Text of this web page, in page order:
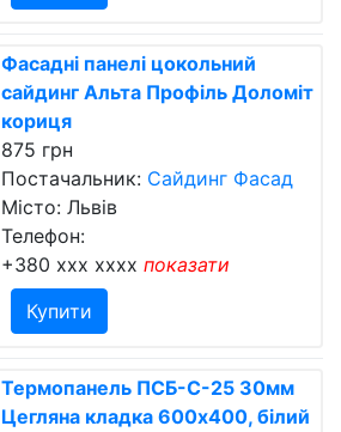
Фасадні панелі цокольний
сайдинг Альта Профіль Доломіт
кориця
875 грн
Постачальник: Сайдинг Фасад
Місто: Львів
Телефон:
+380 xxx xxxx показати
Купити
Термопанель ПСБ-С-25 30мм
Цегляна кладка 600x400, білий